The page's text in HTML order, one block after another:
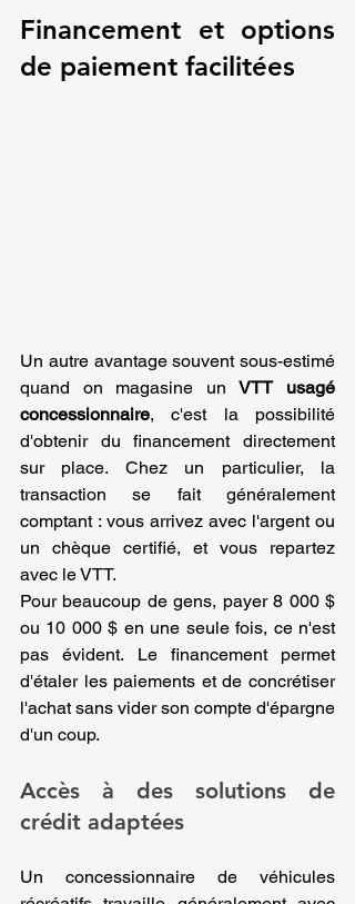
Financement et options
de paiement facilitées
Un autre avantage souvent sous-estimé
quand on magasine un VTT usagé
concessionnaire, c'est la possibilité
d'obtenir du financement directement
sur place. Chez un particulier, la
transaction se fait généralement
comptant : vous arrivez avec l'argent ou
un chèque certifié, et vous repartez
avec le VTT.
Pour beaucoup de gens, payer 8 000 $
ou 10 000 $ en une seule fois, ce n'est
pas évident. Le financement permet
d'étaler les paiements et de concrétiser
l'achat sans vider son compte d'épargne
d'un coup.
Accès à des solutions de
crédit adaptées
Un concessionnaire de véhicules